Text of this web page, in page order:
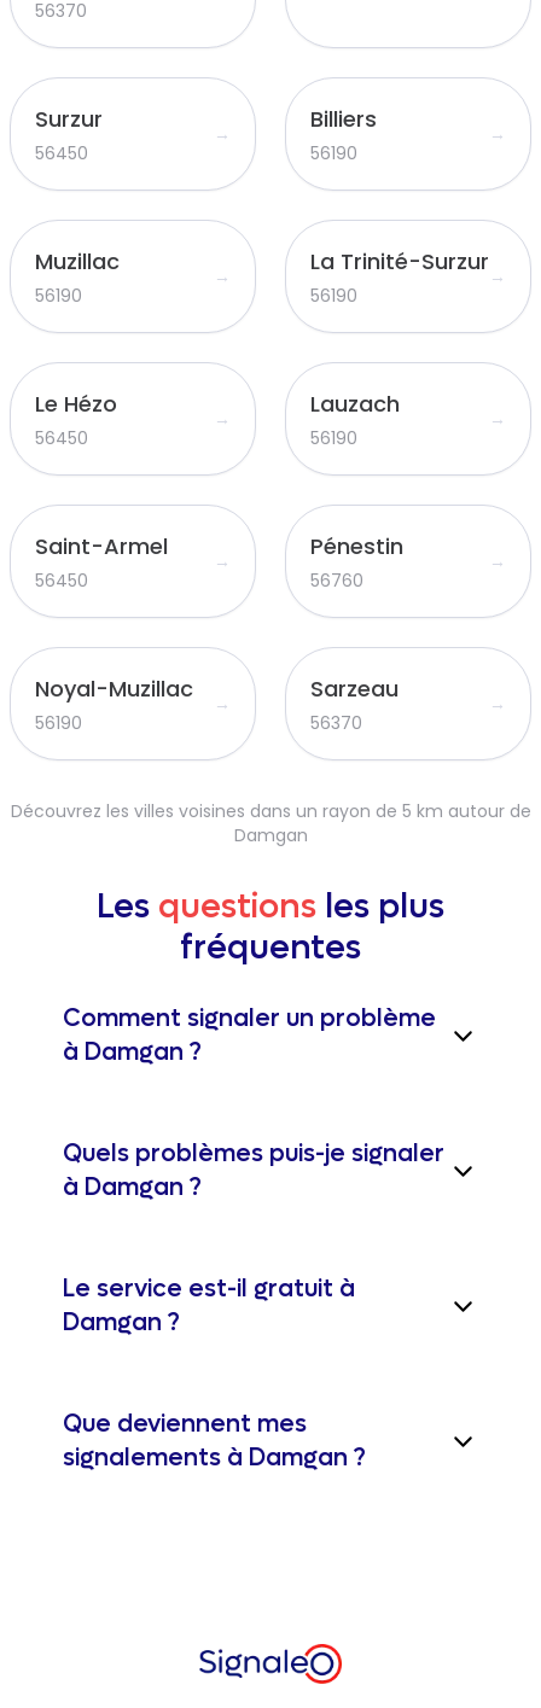
56370
Surzur
56450
→ Billiers
56190
→
Muzillac
56190
→ La Trinité-Surzur
56190
→
Le Hézo
56450
→ Lauzach
56190
→
Saint-Armel
56450
→ Pénestin
56760
→
Noyal-Muzillac
56190
→ Sarzeau
56370
→
Découvrez les villes voisines dans un rayon de 5 km autour de
Damgan
Les questions les plus
fréquentes
Comment signaler un problème
à Damgan ?
Quels problèmes puis-je signaler
à Damgan ?
Le service est-il gratuit à
Damgan ?
Que deviennent mes
signalements à Damgan ?